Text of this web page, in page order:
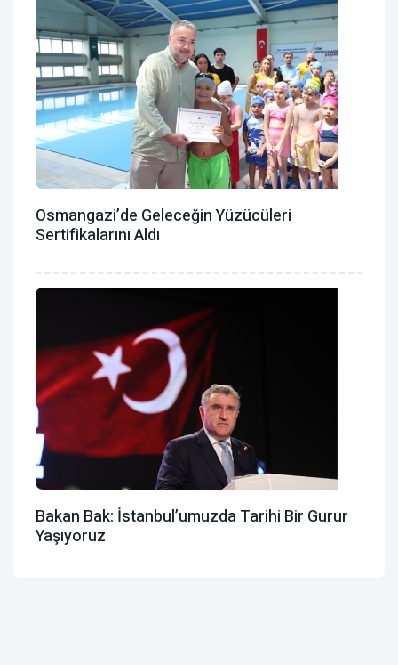
Osmangazi’de Geleceğin Yüzücüleri
Sertifikalarını Aldı
Bakan Bak: İstanbul’umuzda Tarihi Bir Gurur
Yaşıyoruz